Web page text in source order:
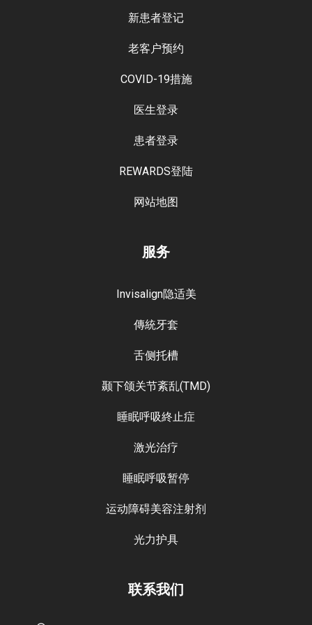
新患者登记
老客户预约
COVID-19措施
医生登录
患者登录
REWARDS登陆
网站地图
服务
Invisalign隐适美
傳統牙套
舌侧托槽
颞下颌关节紊乱(TMD)
睡眠呼吸終止症
激光治疗
睡眠呼吸暂停
运动障碍美容注射剂
光力护具
联系我们